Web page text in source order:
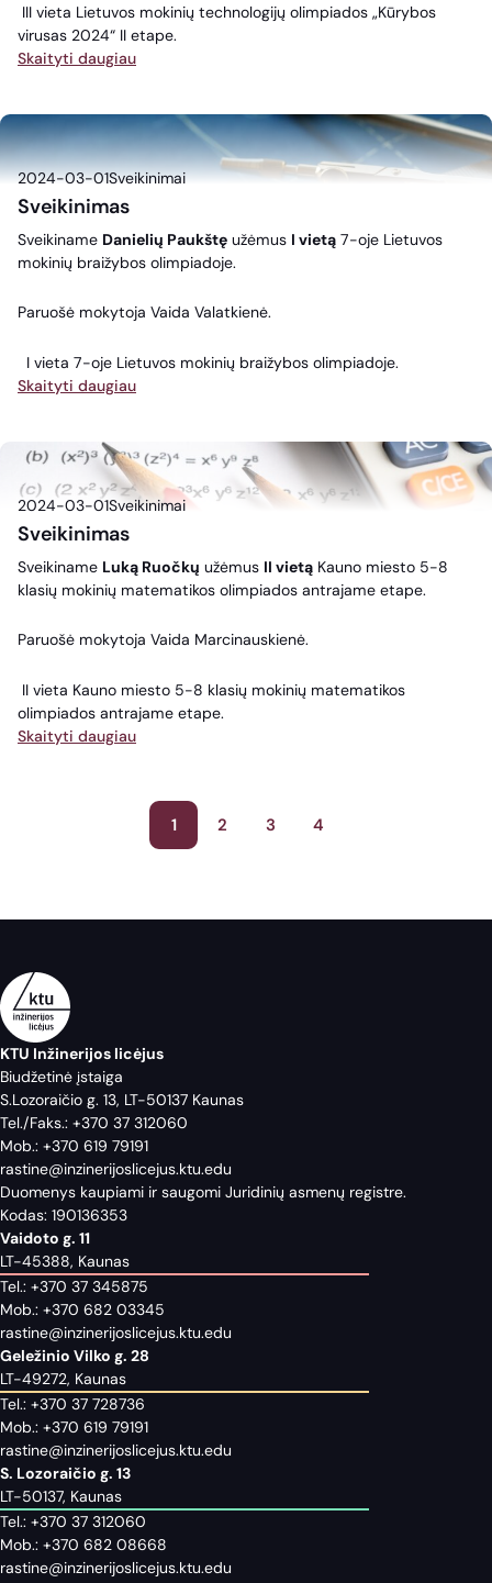
III vieta Lietuvos mokinių technologijų olimpiados „Kūrybos
virusas 2024“ II etape.
Skaityti daugiau
2024-03-01Sveikinimai
Sveikinimas
Sveikiname Danielių Paukštę užėmus I vietą 7-oje Lietuvos
mokinių braižybos olimpiadoje.
Paruošė mokytoja Vaida Valatkienė.
I vieta 7-oje Lietuvos mokinių braižybos olimpiadoje.
Skaityti daugiau
2024-03-01Sveikinimai
Sveikinimas
Sveikiname Luką Ruočkų užėmus II vietą Kauno miesto 5-8
klasių mokinių matematikos olimpiados antrajame etape.
Paruošė mokytoja Vaida Marcinauskienė.
II vieta Kauno miesto 5-8 klasių mokinių matematikos
olimpiados antrajame etape.
Skaityti daugiau
1 2 3 4
KTU Inžinerijos licėjus
Biudžetinė įstaiga
S.Lozoraičio g. 13, LT-50137 Kaunas
Tel./Faks.: +370 37 312060
Mob.: +370 619 79191
rastine@inzinerijoslicejus.ktu.edu
Duomenys kaupiami ir saugomi Juridinių asmenų registre.
Kodas: 190136353
Vaidoto g. 11
LT-45388, Kaunas
Tel.: +370 37 345875
Mob.: +370 682 03345
rastine@inzinerijoslicejus.ktu.edu
Geležinio Vilko g. 28
LT-49272, Kaunas
Tel.: +370 37 728736
Mob.: +370 619 79191
rastine@inzinerijoslicejus.ktu.edu
S. Lozoraičio g. 13
LT-50137, Kaunas
Tel.: +370 37 312060
Mob.: +370 682 08668
rastine@inzinerijoslicejus.ktu.edu